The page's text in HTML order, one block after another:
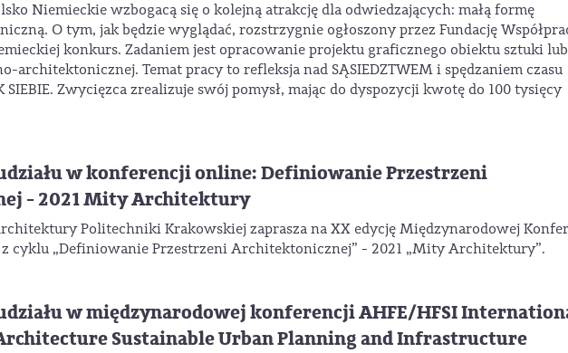
Niemieckie wzbogacą się o kolejną atrakcję dla odwiedzających: małą formę
O tym, jak będzie wyglądać, rozstrzygnie ogłoszony przez Fundację
konkurs. Zadaniem jest opracowanie projektu graficznego obiektu sztuki lub
architektonicznej. Temat pracy to refleksja nad SĄSIEDZTWEM i spędzaniem czasu
SIEBIE. Zwycięzca zrealizuje swój pomysł, mając do dyspozycji kwotę do 100 tysięcy
w konferencji online: Definiowanie Przestrzeni
- 2021 Mity Architektury
Politechniki Krakowskiej zaprasza na XX edycję Międzynarodowej
cyklu „Definiowanie Przestrzeni Architektonicznej” - 2021 „Mity Architektury”.
w międzynarodowej konferencji AHFE/HFSI
Sustainable Urban Planning and Infrastructure